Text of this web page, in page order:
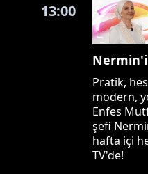
13:00
Pratik,
modern,
Enfes
şefi
hafta içi
TV'de!